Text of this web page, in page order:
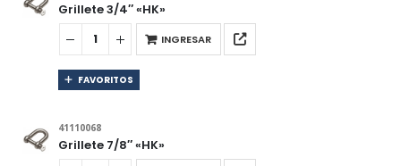
Grillete 3/4″ «HK»
INGRESAR
FAVORITOS
41110068
Grillete 7/8″ «HK»